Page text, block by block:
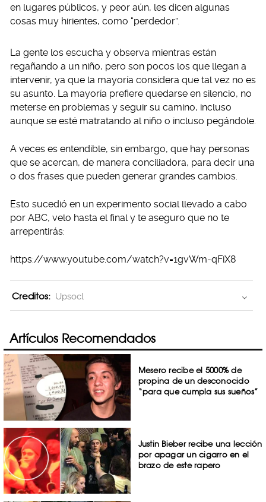
en lugares públicos, y peor aún, les dicen algunas
cosas muy hirientes, como “perdedor”.
La gente los escucha y observa mientras están
regañando a un niño, pero son pocos los que llegan a
intervenir, ya que la mayoría considera que tal vez no es
su asunto. La mayoría prefiere quedarse en silencio, no
meterse en problemas y seguir su camino, incluso
aunque se esté matratando al niño o incluso pegándole.
A veces es entendible, sin embargo, que hay personas
que se acercan, de manera conciliadora, para decir una
o dos frases que pueden generar grandes cambios.
Esto sucedió en un experimento social llevado a cabo
por ABC, velo hasta el final y te aseguro que no te
arrepentirás:
https://www.youtube.com/watch?v=1gvWm-qFiX8
Creditos: Upsocl
Artículos Recomendados
Mesero recibe el 5000% de
propina de un desconocido
“para que cumpla sus sueños”
Justin Bieber recibe una lección
por apagar un cigarro en el
brazo de este rapero